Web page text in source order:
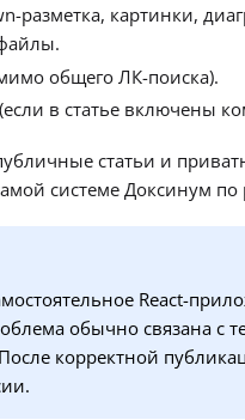
разметка, картинки,
общего ЛК-поиска).
в статье включены
статьи и
системе Доксинум по
React-
обычно связана с
корректной